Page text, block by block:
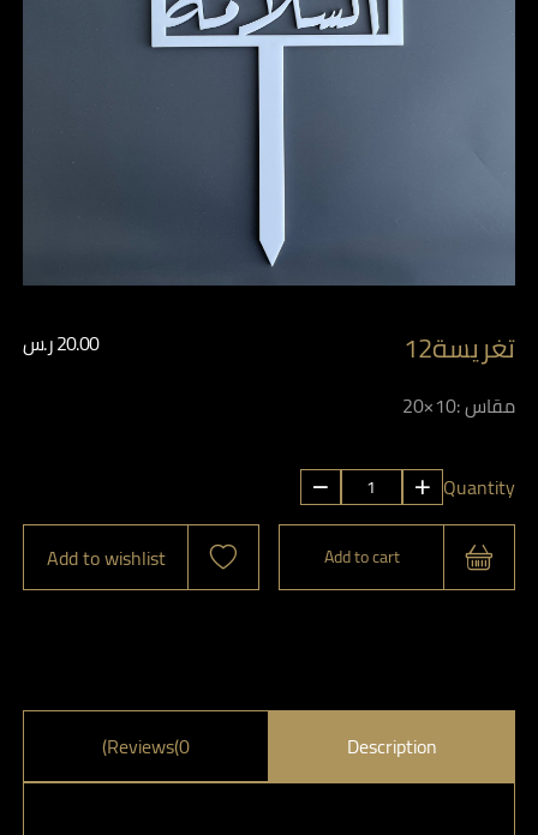
تغريسة12 20.00ر.س
مقاس :10×20
Quantity
quantity
Add to cart
Add to wishlist
Description
Reviews(0)